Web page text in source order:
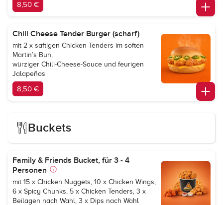
8,50 €
Chili Cheese Tender Burger (scharf)
mit 2 x saftigen Chicken Tenders im soften
Martin’s Bun,
würziger Chili-Cheese-Sauce und feurigen
Jalapeños
8,50 €
Buckets
Family & Friends Bucket, für 3 - 4
Personen
mit 15 x Chicken Nuggets, 10 x Chicken Wings,
6 x Spicy Chunks, 5 x Chicken Tenders, 3 x
Beilagen nach Wahl, 3 x Dips nach Wahl